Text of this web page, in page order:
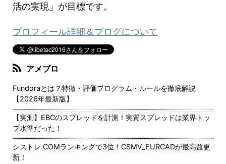
活の実現」が目標です。
プロフィール詳細＆ブログについて
アメブロ
Fundoraとは？特徴・評価プログラム・ルールを徹底解説
【2026年最新版】
【実測】EBCのスプレッドを計測！実質スプレッドは業界トッ
プ水準だった！
シストレ.COMランキングで3位！CSMV_EURCADが最高益更
新！